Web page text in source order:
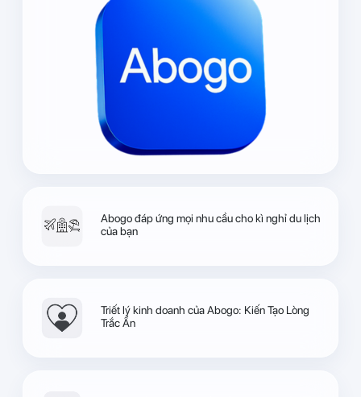
Abogo đáp ứng mọi nhu cầu cho kì nghỉ du lịch
của bạn
Triết lý kinh doanh của Abogo: Kiến Tạo Lòng
Trắc Ẩn